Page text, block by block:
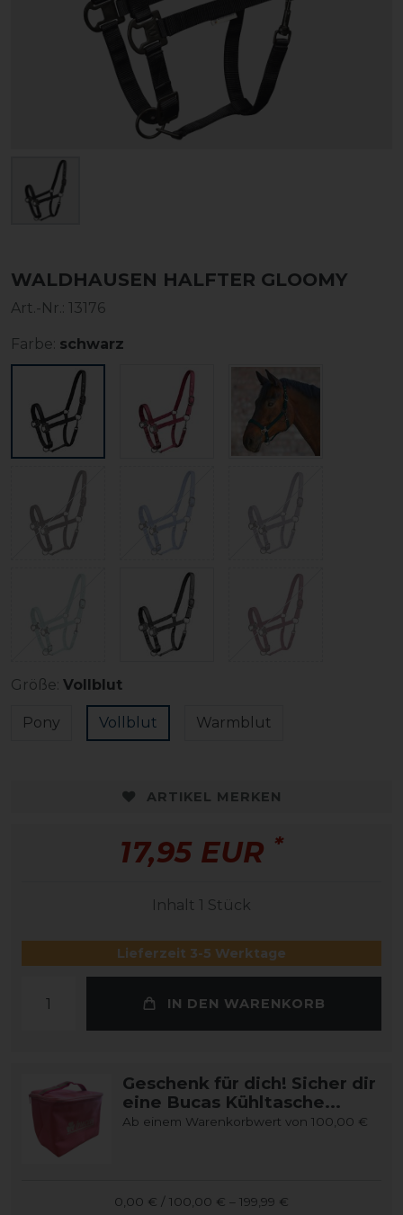
WALDHAUSEN HALFTER GLOOMY
Art.-Nr.: 13176
Farbe: schwarz
Größe: Vollblut
Pony Vollblut Warmblut
ARTIKEL MERKEN
17,95 EUR *
Inhalt 1 Stück
Lieferzeit 3-5 Werktage
IN DEN WARENKORB
Geschenk für dich! Sicher dir
eine Bucas Kühltasche...
Ab einem Warenkorbwert von 100,00 €
0,00 € / 100,00 € – 199,99 €